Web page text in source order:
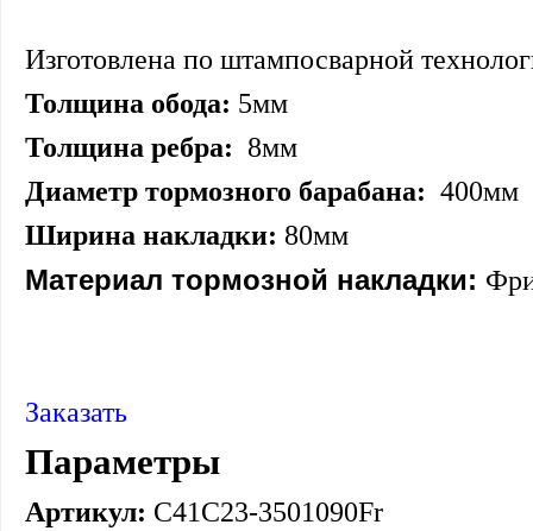
Изготовлена по штампосварной
Толщина обода: 5мм
Толщина ребра: 8мм
Диаметр тормозного барабана: 400мм
Ширина накладки: 80мм
Материал тормозной накладки:
Заказать
Параметры
Артикул: C41C23-3501090Fr